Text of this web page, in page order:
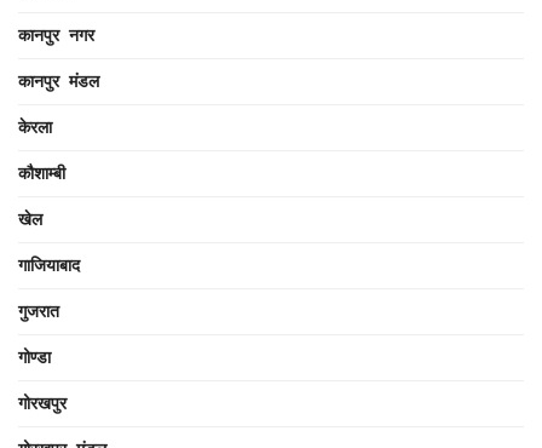
कानपुर नगर
कानपुर मंडल
केरला
कौशाम्बी
खेल
गाजियाबाद
गुजरात
गोण्डा
गोरखपुर